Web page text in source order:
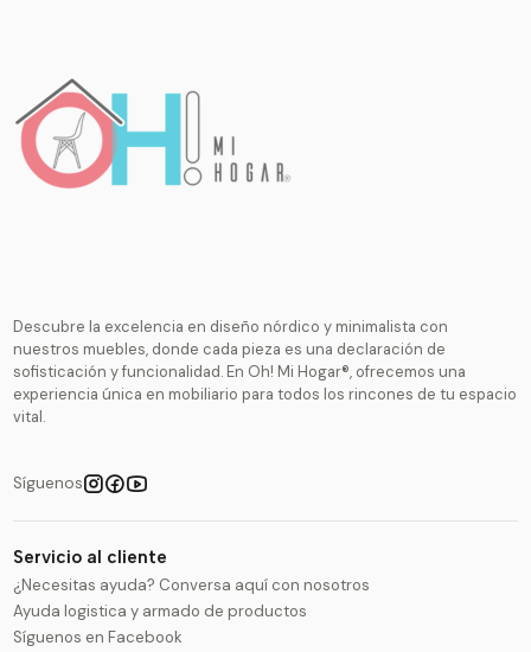
Descubre la excelencia en diseño nórdico y minimalista con
nuestros muebles, donde cada pieza es una declaración de
sofisticación y funcionalidad. En Oh! Mi Hogar®, ofrecemos una
experiencia única en mobiliario para todos los rincones de tu espacio
vital.
Síguenos
Servicio al cliente
¿Necesitas ayuda? Conversa aquí con nosotros
Ayuda logistica y armado de productos
Síguenos en Facebook